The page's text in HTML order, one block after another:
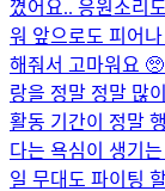
꼈어요.. 응원소리
워 앞으로도 피어
해줘서 고마워요
랑을 정말 정말 많
활동 기간이 정말
다는 욕심이 생기
일 무대도 파이팅